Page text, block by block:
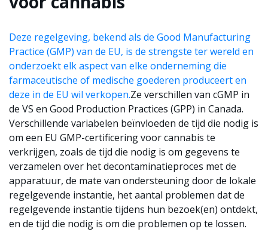
Deze regelgeving, bekend als de Good Manufacturing
Practice (GMP) van de EU, is de strengste ter wereld en
onderzoekt elk aspect van elke onderneming die
farmaceutische of medische goederen produceert en
deze in de EU wil verkopen.Ze verschillen van cGMP in
de VS en Good Production Practices (GPP) in Canada.
Verschillende variabelen beïnvloeden de tijd die nodig is
om een EU GMP-certificering voor cannabis te
verkrijgen, zoals de tijd die nodig is om gegevens te
verzamelen over het decontaminatieproces met de
apparatuur, de mate van ondersteuning door de lokale
regelgevende instantie, het aantal problemen dat de
regelgevende instantie tijdens hun bezoek(en) ontdekt,
en de tijd die nodig is om die problemen op te lossen.